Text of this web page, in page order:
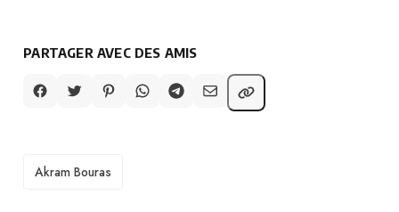
PARTAGER AVEC DES AMIS
TAGS
Akram Bouras